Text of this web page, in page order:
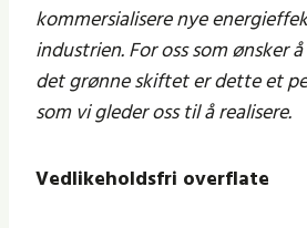
kommersialisere nye
industrien. For oss som ønsker
det grønne skiftet er dette et
som vi gleder oss til å realisere.
Vedlikeholdsfri overflate